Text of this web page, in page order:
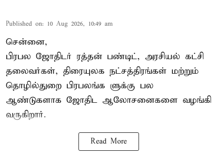
Published on: 10 Aug 2026, 10:49 am
சென்னை,
பிரபல ஜோதிடர் ரத்தன் பண்டிட், அரசியல் கட்சி
தலைவர்கள், திரையுலக நட்சத்திரங்கள் மற்றும்
தொழில்துறை பிரபலங்க ளுக்கு பல
ஆண்டுகளாக ஜோதிட ஆலோசனைகளை வழங்கி
வருகிறார்.
Read More